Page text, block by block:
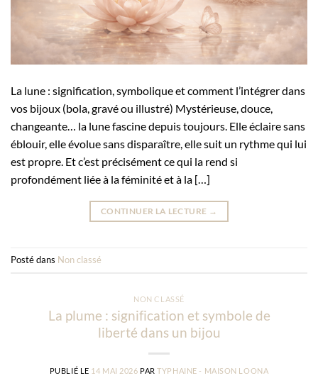
La lune : signification, symbolique et comment l’intégrer dans
vos bijoux (bola, gravé ou illustré) Mystérieuse, douce,
changeante… la lune fascine depuis toujours. Elle éclaire sans
éblouir, elle évolue sans disparaître, elle suit un rythme qui lui
est propre. Et c’est précisément ce qui la rend si
profondément liée à la féminité et à la […]
CONTINUER LA LECTURE →
Posté dans Non classé
NON CLASSÉ
La plume : signification et symbole de
liberté dans un bijou
PUBLIÉ LE 14 MAI 2026 PARTYPHAINE - MAISON LOONA